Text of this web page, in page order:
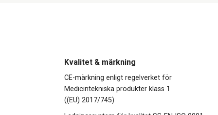
Kvalitet & märkning
CE-märkning enligt regelverket för
Medicintekniska produkter klass 1
((EU) 2017/745)